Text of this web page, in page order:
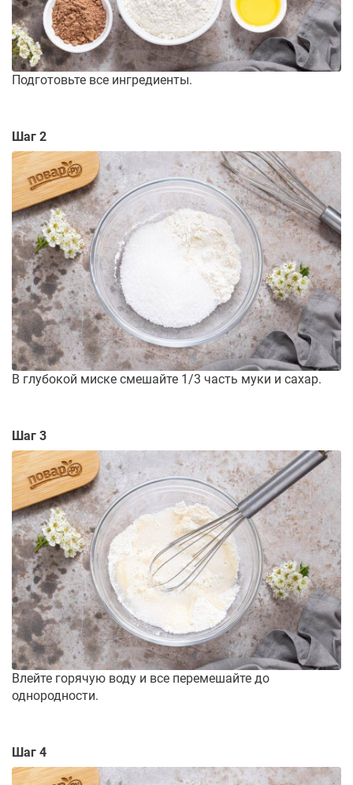
Подготовьте все ингредиенты.
Шаг 2
В глубокой миске смешайте 1/3 часть муки и сахар.
Шаг 3
Влейте горячую воду и все перемешайте до
однородности.
Шаг 4